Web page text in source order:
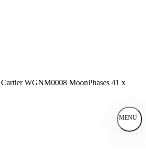
WGNM0008 MoonPhases 41 x
MENU